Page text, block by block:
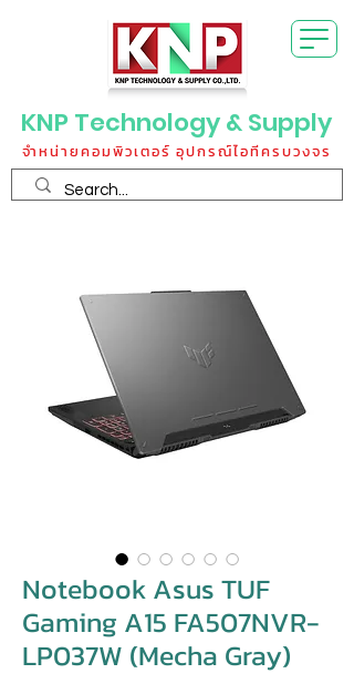
KNP Technology & Supply
จำหน่ายคอมพิวเตอร์ อุปกรณ์ไอทีครบวงจร
Notebook Asus TUF
Gaming A15 FA507NVR-
LP037W (Mecha Gray)